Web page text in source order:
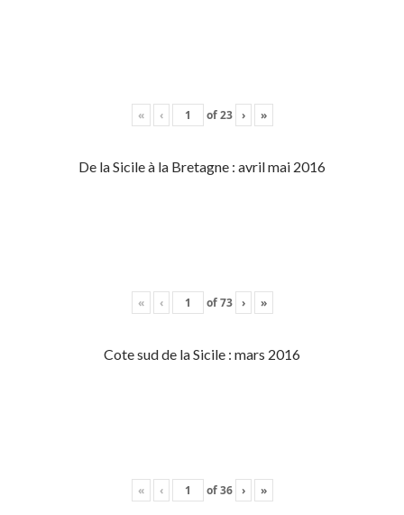
« ‹ of23 › »
De la Sicile à la Bretagne : avril mai 2016
« ‹ of73 › »
Cote sud de la Sicile : mars 2016
« ‹ of36 › »